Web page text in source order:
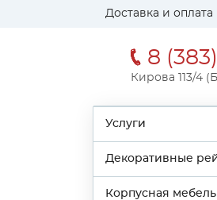
Доставка и оплата
8
Кирова 113/4
Услуги
Декоративные
Корпусная мебель